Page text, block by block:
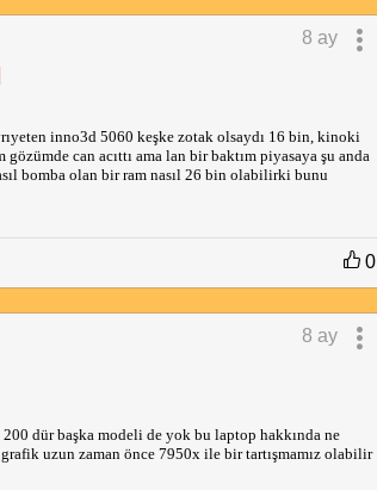
8 ay
inno3d 5060 keşke zotak olsaydı 16 bin, kinoki
can acıttı ama lan bir baktım piyasaya şu anda
bomba olan bir ram nasıl 26 bin olabilirki bunu
0
8 ay
dür başka modeli de yok bu laptop hakkında ne
uzun zaman önce 7950x ile bir tartışmamız olabilir